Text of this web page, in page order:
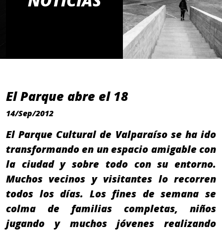
El Parque abre el 18
14/Sep/2012
El Parque Cultural de Valparaíso se ha ido
transformando en un espacio amigable con
la ciudad y sobre todo con su entorno.
Muchos vecinos y visitantes lo recorren
todos los días. Los fines de semana se
colma de familias completas, niños
jugando y muchos jóvenes realizando